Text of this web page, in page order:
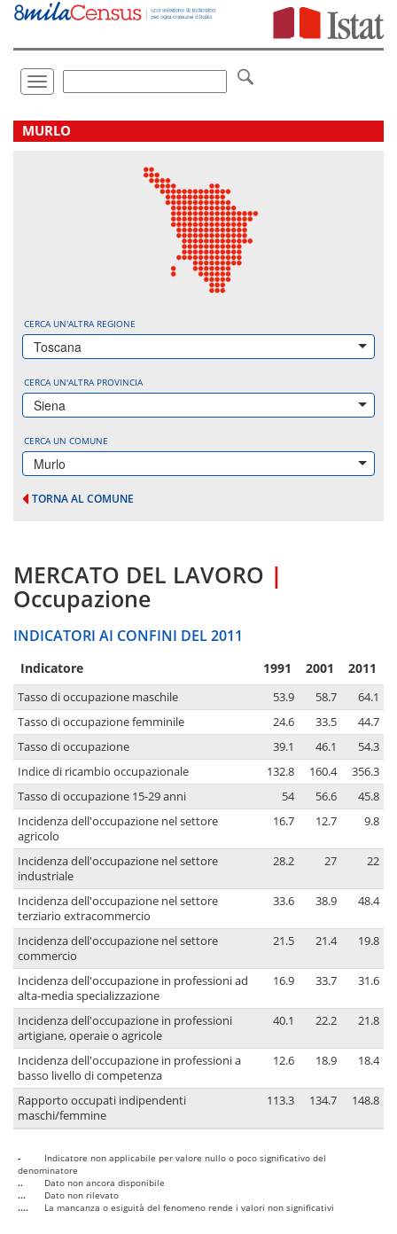
Vai
direttamente
Toggle
navigation
.
MURLO
CERCA UN'ALTRA REGIONE
Toscana
CERCA UN'ALTRA PROVINCIA
Siena
CERCA UN COMUNE
Murlo
TORNA AL COMUNE
MERCATO DEL LAVORO |
Occupazione
INDICATORI AI CONFINI DEL 2011
Indicatore 1991 2001 2011
Tasso di occupazione maschile 53.9 58.7
64.1
Tasso di occupazione femminile
24.6 33.5
44.7
Tasso di occupazione
39.1 46.1
54.3
Indice di ricambio occupazionale
132.8 160.4
356.3
Tasso di occupazione 15-29 anni
54 56.6
45.8
Incidenza dell'occupazione nel settore
agricolo
16.7 12.7 9.8
Incidenza dell'occupazione nel settore
industriale
28.2 27 22
Incidenza dell'occupazione nel settore
terziario extracommercio
33.6 38.9 48.4
Incidenza dell'occupazione nel settore
commercio
21.5 21.4 19.8
Incidenza dell'occupazione in professioni ad
alta-media specializzazione
16.9 33.7 31.6
Incidenza dell'occupazione in professioni
artigiane, operaie o agricole
40.1 22.2 21.8
Incidenza dell'occupazione in professioni a
basso livello di competenza
12.6 18.9 18.4
Rapporto occupati indipendenti
maschi/femmine
113.3 134.7 148.8
-
Indicatore non applicabile per valore nullo o poco significativo del
denominatore
..
Dato non ancora disponibile
...
Dato non rilevato
....
La mancanza o esiguità del fenomeno rende i valori non significativi